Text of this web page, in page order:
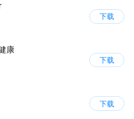
下载
康
下载
下载